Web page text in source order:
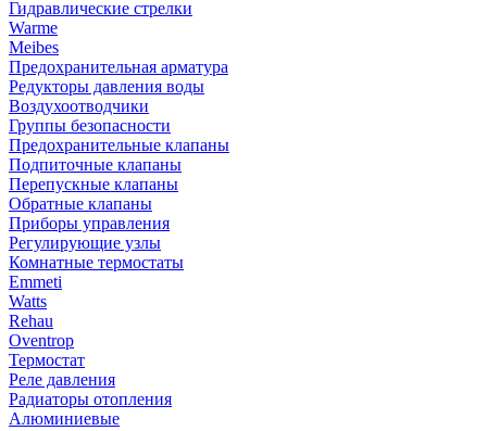
Гидравлические стрелки
Warme
Meibes
Предохранительная арматура
Редукторы давления воды
Воздухоотводчики
Группы безопасности
Предохранительные клапаны
Подпиточные клапаны
Перепускные клапаны
Обратные клапаны
Приборы управления
Регулирующие узлы
Комнатные термостаты
Emmeti
Watts
Rehau
Oventrop
Термостат
Реле давления
Радиаторы отопления
Алюминиевые